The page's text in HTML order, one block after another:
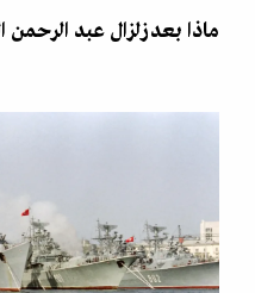
ماذا بعد زلزال عبد